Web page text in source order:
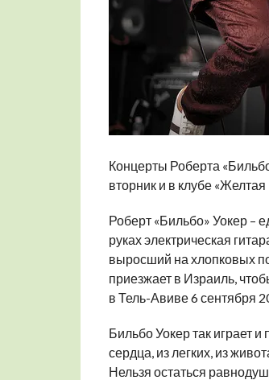
Концерты Роберта
вторник и в клубе
Роберт «Бильбо» Уокер –
руках электрическая
выросший на хлопковых
приезжает в Израиль,
в Тель-Авиве 6 сентября
Бильбо Уокер так играет
сердца, из легких, из
Нельзя остаться